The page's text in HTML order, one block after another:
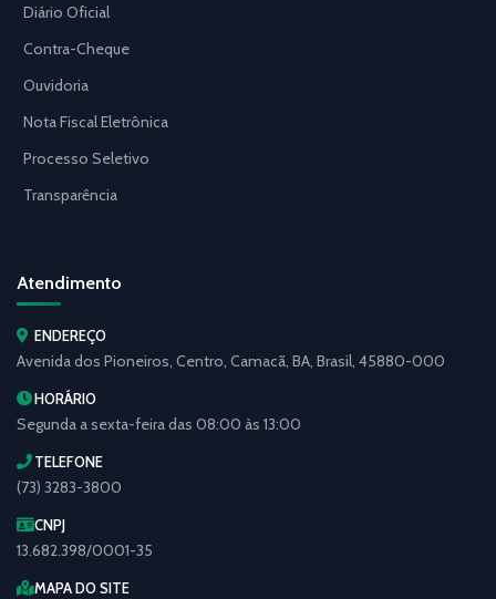
Diário Oficial
Contra-Cheque
Ouvidoria
Nota Fiscal Eletrônica
Processo Seletivo
Transparência
Atendimento
ENDEREÇO
Avenida dos Pioneiros, Centro, Camacã, BA, Brasil, 45880-000
HORÁRIO
Segunda a sexta-feira das 08:00 às 13:00
TELEFONE
(73) 3283-3800
CNPJ
13.682.398/0001-35
MAPA DO SITE